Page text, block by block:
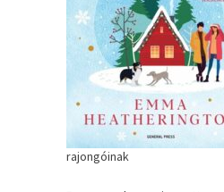
rajongóinak